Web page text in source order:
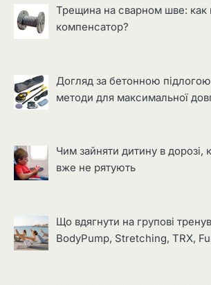
Трещина на сварном шве:
компенсатор?
Догляд за бетонною
методи для максимальної
Чим зайняти дитину в дорозі,
вже не рятують
Що вдягнути на групові
BodyPump, Stretching, TRX,